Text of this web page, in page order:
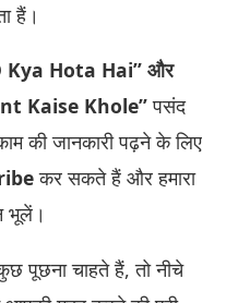
हैं।
Kya Hota Hai” और
Kaise Khole”पसंद
की जानकारी पढ़ने के लिए
कर सकते हैं और हमारा
भूलें।
पूछना चाहते हैं, तो नीचे